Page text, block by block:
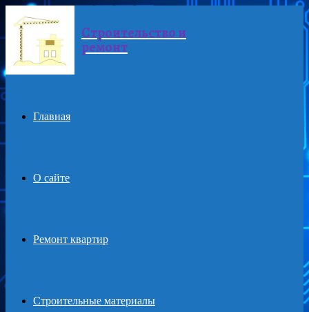
Menu Строительство и
ремонт
Главная
О сайте
Ремонт квартир
Строительные материалы